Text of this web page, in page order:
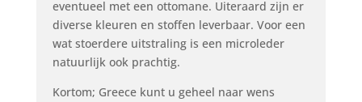
eventueel met een ottomane. Uiteraard zijn er
diverse kleuren en stoffen leverbaar. Voor een
wat stoerdere uitstraling is een microleder
natuurlijk ook prachtig.
Kortom; Greece kunt u geheel naar wens